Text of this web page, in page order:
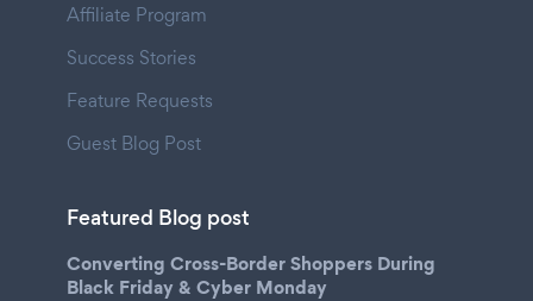
Affiliate Program
Success Stories
Feature Requests
Guest Blog Post
Featured Blog post
Converting Cross-Border Shoppers During
Black Friday & Cyber Monday